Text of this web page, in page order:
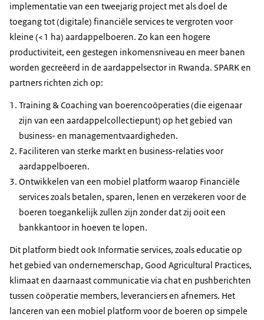
implementatie van een tweejarig project met als doel de
toegang tot (digitale) financiële services te vergroten voor
kleine (<1 ha) aardappelboeren. Zo kan een hogere
productiviteit, een gestegen inkomensniveau en meer banen
worden gecreëerd in de aardappelsector in Rwanda. SPARK en
partners richten zich op:
Training & Coaching van boerencoöperaties (die eigenaar
zijn van een aardappelcollectiepunt) op het gebied van
business- en managementvaardigheden.
Faciliteren van sterke markt en business-relaties voor
aardappelboeren.
Ontwikkelen van een mobiel platform waarop Financiële
services zoals betalen, sparen, lenen en verzekeren voor de
boeren toegankelijk zullen zijn zonder dat zij ooit een
bankkantoor in hoeven te lopen.
Dit platform biedt ook Informatie services, zoals educatie op
het gebied van ondernemerschap, Good Agricultural Practices,
klimaat en daarnaast communicatie via chat en pushberichten
tussen coöperatie members, leveranciers en afnemers. Het
lanceren van een mobiel platform voor de boeren op simpele